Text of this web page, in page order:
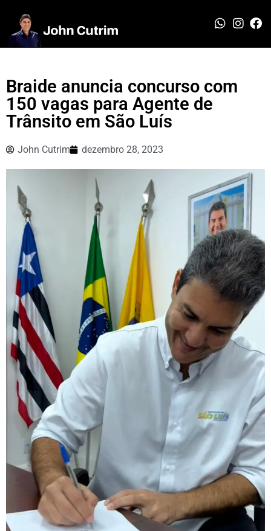
Braide anuncia concurso com
150 vagas para Agente de
Trânsito em São Luís
John Cutrim dezembro 28, 2023